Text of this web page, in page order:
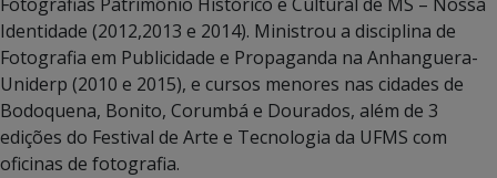
Identidade (2012,2013 e 2014). Ministrou a disciplina de
Fotografia em Publicidade e Propaganda na Anhanguera-
Uniderp (2010 e 2015), e cursos menores nas cidades de
Bodoquena, Bonito, Corumbá e Dourados, além de 3
edições do Festival de Arte e Tecnologia da UFMS com
oficinas de fotografia.